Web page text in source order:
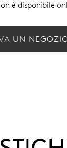
è disponibile
UN NEGOZIO